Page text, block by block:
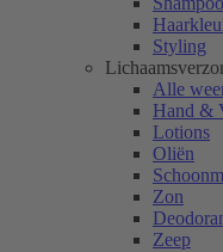
Styling
Alle
Hand &
Lotions
Oliën
Zon
Zeep